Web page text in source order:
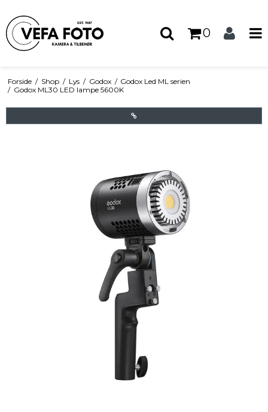
0
Forside / Shop / Lys / Godox / Godox Led ML serien
/ Godox ML30 LED lampe 5600K